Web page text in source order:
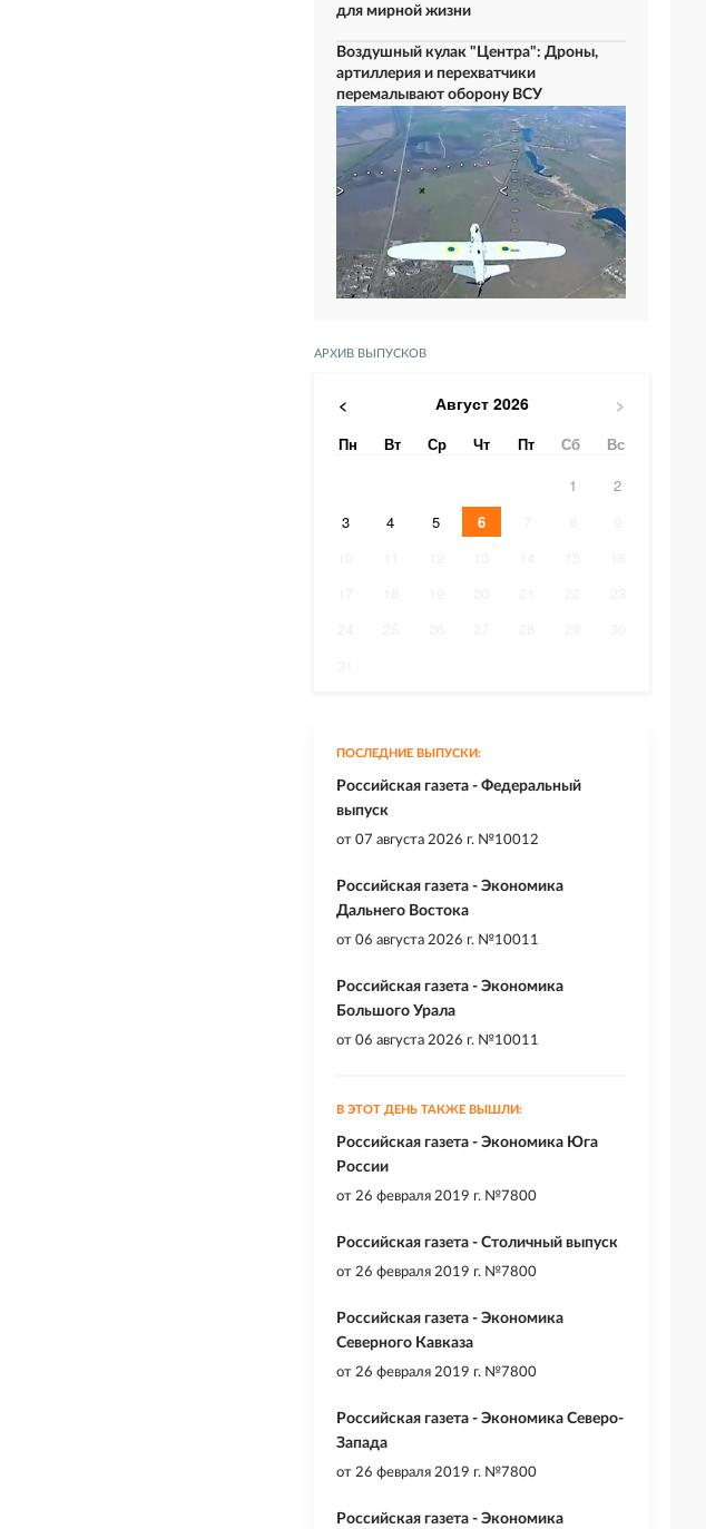
для мирной жизни
Воздушный кулак "Центра": Дроны,
артиллерия и перехватчики
перемалывают оборону ВСУ
АРХИВ ВЫПУСКОВ
< Август 2026 >
Пн Вт Ср Чт Пт Сб
Вс
1
2
3
4 5 6
ПОСЛЕДНИЕ ВЫПУСКИ:
Российская газета - Федеральный
выпуск
от 07 августа 2026 г. №10012
Российская газета - Экономика
Дальнего Востока
от 06 августа 2026 г. №10011
Российская газета - Экономика
Большого Урала
от 06 августа 2026 г. №10011
В ЭТОТ ДЕНЬ ТАКЖЕ ВЫШЛИ:
Российская газета - Экономика Юга
России
от 26 февраля 2019 г. №7800
Российская газета - Столичный выпуск
от 26 февраля 2019 г. №7800
Российская газета - Экономика
Северного Кавказа
от 26 февраля 2019 г. №7800
Российская газета - Экономика Северо-
Запада
от 26 февраля 2019 г. №7800
Российская газета - Экономика